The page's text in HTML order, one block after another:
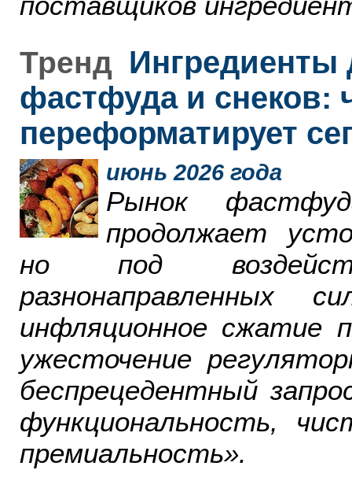
Тренд Ингредиенты
фастфуда и снеков:
переформатирует
июнь 2026 года
Рынок
продолжает
но под
инфляционное сжатие
ужесточение
беспрецедентный
функциональность,
премиальность».